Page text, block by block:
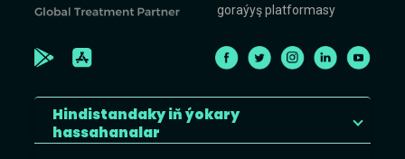
goraýyş platformasy
Hindistandaky iň ýokary
hassahanalar